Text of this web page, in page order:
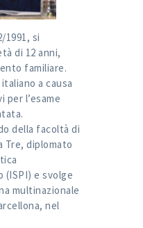
1991, si
di 12 anni,
familiare.
a causa
per l’esame
della facoltà di
Tre, diplomato
(ISPI) e svolge
multinazionale
nel